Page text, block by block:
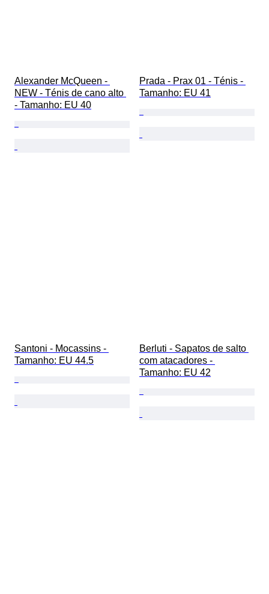
Alexander McQueen -
NEW - Ténis de cano alto
- Tamanho: EU 40
Prada - Prax 01 - Ténis -
Tamanho: EU 41
Santoni - Mocassins -
Tamanho: EU 44.5
Berluti - Sapatos de salto
com atacadores -
Tamanho: EU 42